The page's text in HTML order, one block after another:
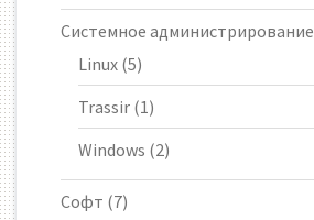
Системное администрирование
Linux (5)
Trassir (1)
Windows (2)
Софт (7)